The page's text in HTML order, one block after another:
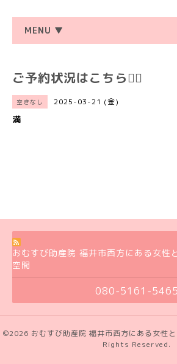
MENU ▼
ご予約状況はこちら💁‍♀️
空きなし 2025-03-21 (金)
満
おむすび助産院 福井市西方にある女性
空間
080-5161-5465
©2026 おむすび助産院 福井市西方にある女性
Rights Reserved.